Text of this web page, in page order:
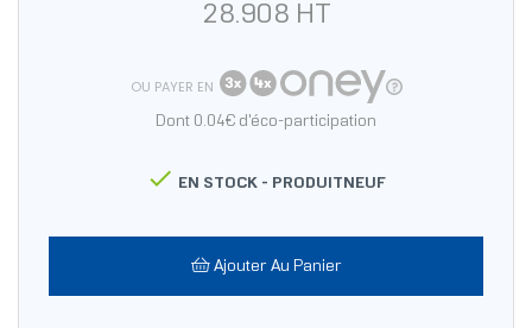
28.908 HT
OU PAYER EN
Dont 0.04€ d'éco-participation
 EN STOCK - PRODUITNEUF
Ajouter Au Panier